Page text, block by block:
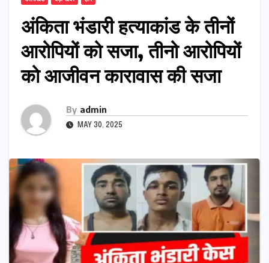
अंकिता भंडारी हत्याकांड के तीनों
आरोपियों को सजा, तीनो आरोपियों
को आजीवन कारावास की सजा
By admin
MAY 30, 2025